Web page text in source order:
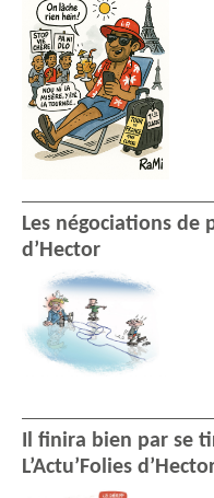
Les négociations de
d’Hector
Il finira bien par se
L’Actu’Folies